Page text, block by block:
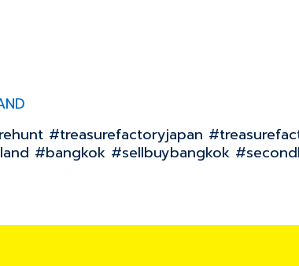
#treasurefactoryjapan
#bangkok #sellbuybangkok